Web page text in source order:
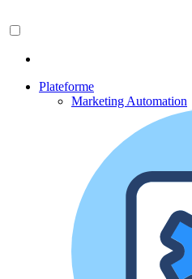
Plateforme
Marketing Automation